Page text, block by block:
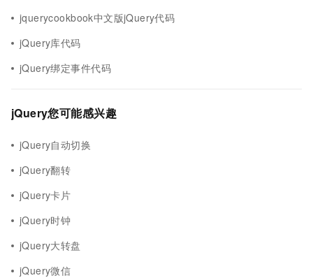
jquerycookbook中文版jQuery代码
jQuery库代码
jQuery绑定事件代码
jQuery您可能感兴趣
jQuery自动切换
jQuery翻转
jQuery卡片
jQuery时钟
jQuery大转盘
jQuery微信